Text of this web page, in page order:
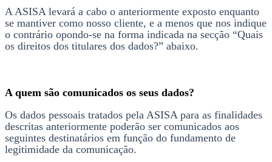
A ASISA levará a cabo o anteriormente exposto enquanto
se mantiver como nosso cliente, e a menos que nos indique
o contrário opondo-se na forma indicada na secção “Quais
os direitos dos titulares dos dados?” abaixo.
A quem são comunicados os seus dados?
Os dados pessoais tratados pela ASISA para as finalidades
descritas anteriormente poderão ser comunicados aos
seguintes destinatários em função do fundamento de
legitimidade da comunicação.